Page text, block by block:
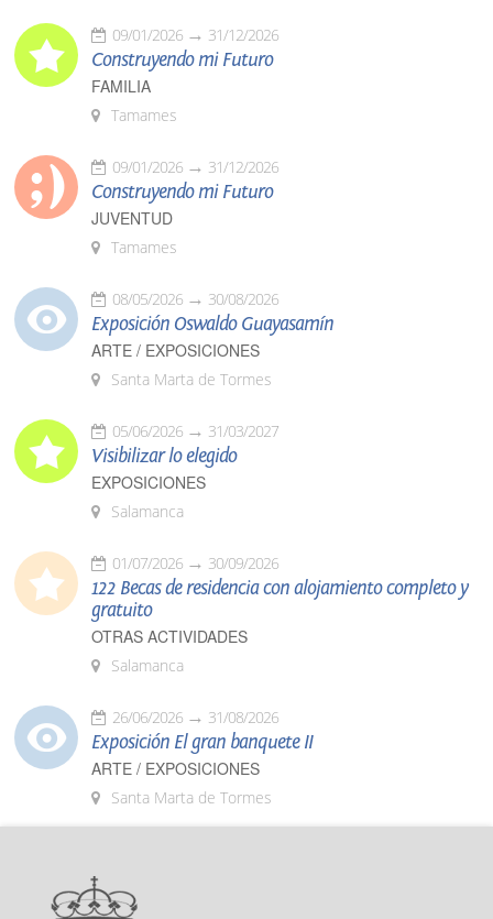
09/01/2026 31/12/2026
Construyendo mi Futuro
FAMILIA
Tamames
09/01/2026 31/12/2026
Construyendo mi Futuro
JUVENTUD
Tamames
08/05/2026 30/08/2026
Exposición Oswaldo Guayasamín
ARTE / EXPOSICIONES
Santa Marta de Tormes
05/06/2026 31/03/2027
Visibilizar lo elegido
EXPOSICIONES
Salamanca
01/07/2026 30/09/2026
122 Becas de residencia con alojamiento completo y
gratuito
OTRAS ACTIVIDADES
Salamanca
26/06/2026 31/08/2026
Exposición El gran banquete II
ARTE / EXPOSICIONES
Santa Marta de Tormes